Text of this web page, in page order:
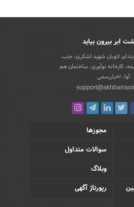
ابر بیرون بیاید
اتوبان شهید لشکری، جنب
کارخانه نوآوری، ساختمان هم
آوا، اخباررسمی
مجوزها
سوالات متداول
وبلاگ
رپورتاژ آگهی